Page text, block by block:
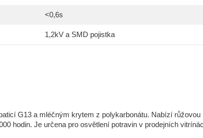
<0,6s
1,2kV a SMD pojistka
G13 a mléčným krytem z polykarbonátu. Nabízí růžovou
hodin. Je určena pro osvětlení potravin v prodejních